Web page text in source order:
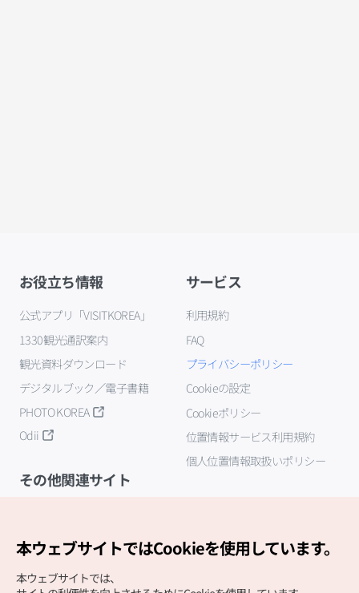
お役立ち情報
公式アプリ「VISITKOREA」
1330観光通訳案内
観光資料ダウンロード
デジタルブック／電子書籍
PHOTO KOREA
Odii
サービス
利用規約
FAQ
プライバシーポリシー
Cookieの設定
Cookieポリシー
位置情報サービス利用規約
個人位置情報取扱いポリシー
その他関連サイト
本ウェブサイトではCookieを使用しています。
本ウェブサイトでは、